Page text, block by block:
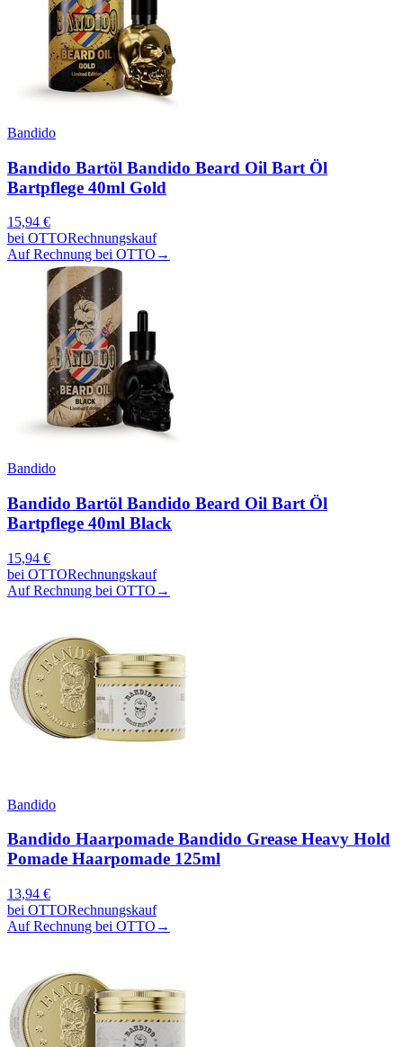
Bandido
Bandido Bartöl Bandido Beard Oil Bart Öl
Bartpflege 40ml Gold
15,94 €
bei OTTORechnungskauf
Auf Rechnung bei OTTO →
Bandido
Bandido Bartöl Bandido Beard Oil Bart Öl
Bartpflege 40ml Black
15,94 €
bei OTTORechnungskauf
Auf Rechnung bei OTTO →
Bandido
Bandido Haarpomade Bandido Grease Heavy Hold
Pomade Haarpomade 125ml
13,94 €
bei OTTORechnungskauf
Auf Rechnung bei OTTO →